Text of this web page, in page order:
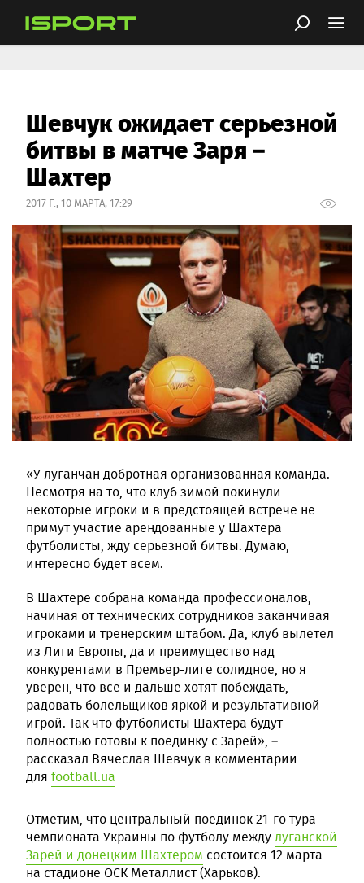
Шевчук ожидает серьезной
битвы в матче Заря –
Шахтер
2017 Г., 10 МАРТА, 17:29
«У луганчан добротная организованная команда.
Несмотря на то, что клуб зимой покинули
некоторые игроки и в предстоящей встрече не
примут участие арендованные у Шахтера
футболисты, жду серьезной битвы. Думаю,
интересно будет всем.
В Шахтере собрана команда профессионалов,
начиная от технических сотрудников заканчивая
игроками и тренерским штабом. Да, клуб вылетел
из Лиги Европы, да и преимущество над
конкурентами в Премьер-лиге солидное, но я
уверен, что все и дальше хотят побеждать,
радовать болельщиков яркой и результативной
игрой. Так что футболисты Шахтера будут
полностью готовы к поединку с Зарей», –
рассказал Вячеслав Шевчук в комментарии
для football.ua
Отметим, что центральный поединок 21-го тура
чемпионата Украины по футболу междулуганской
Зарей и донецким Шахтером состоится 12 марта
на стадионе ОСК Металлист (Харьков).